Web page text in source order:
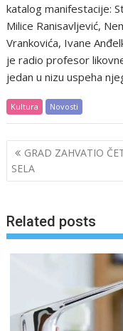
katalog manifestacije:
Milice Ranisavljević,
Vrankovića, Ivane
je radio profesor
jedan u nizu uspeha
Kultura Novosti
Post
navigation
GRAD ZAHVATIO
SELA
Related posts